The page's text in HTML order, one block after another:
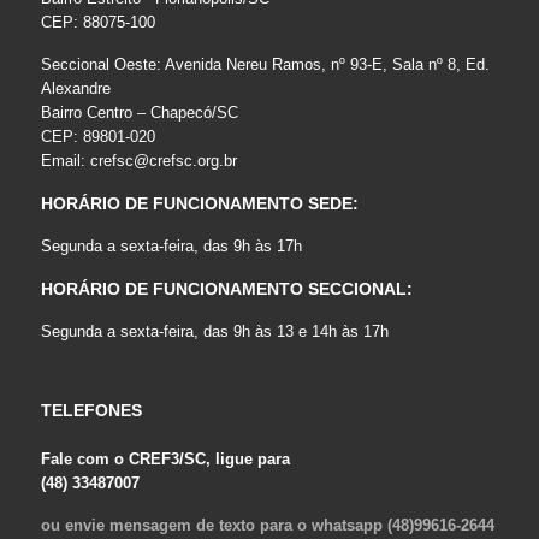
CEP: 88075-100
Seccional Oeste: Avenida Nereu Ramos, nº 93-E, Sala nº 8, Ed.
Alexandre
Bairro Centro – Chapecó/SC
CEP: 89801-020
Email: crefsc@crefsc.org.br
HORÁRIO DE FUNCIONAMENTO SEDE:
Segunda a sexta-feira, das 9h às 17h
HORÁRIO DE FUNCIONAMENTO SECCIONAL:
Segunda a sexta-feira, das 9h às 13 e 14h às 17h
TELEFONES
Fale com o CREF3/SC, ligue para
(48) 33487007
ou envie mensagem de texto para o whatsapp (48)99616-2644